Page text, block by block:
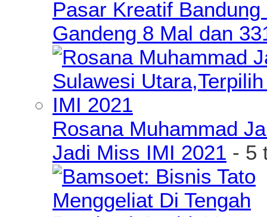
Pasar Kreatif
Gandeng 8 Mal dan
Rosana Muhammad
Jadi Miss IMI 2021 - 5